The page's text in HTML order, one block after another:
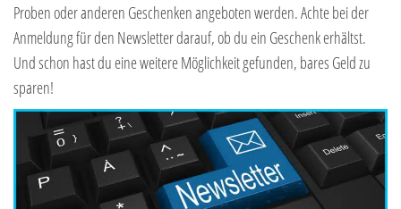
Proben oder anderen Geschenken angeboten werden. Achte bei der
Anmeldung für den Newsletter darauf, ob du ein Geschenk erhältst.
Und schon hast du eine weitere Möglichkeit gefunden, bares Geld zu
sparen!